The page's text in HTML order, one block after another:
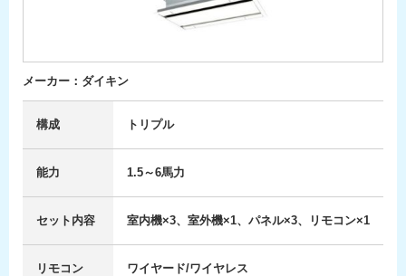
メーカー：ダイキン
構成 トリプル
能力 1.5～6馬力
セット内容 室内機×3、室外機×1、パネル×3、リモコン×1
リモコン ワイヤード/ワイヤレス